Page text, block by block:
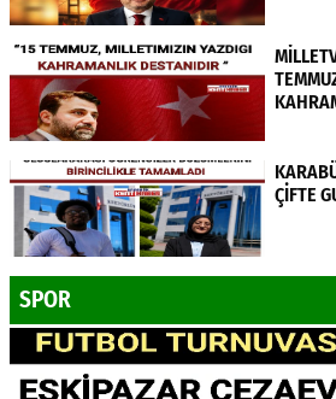
ÇİFTE
SPOR